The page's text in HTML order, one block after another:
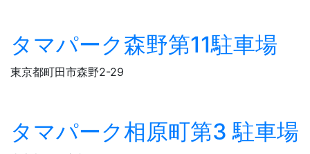
タマパーク森野第11駐車場
東京都町田市森野2-29
タマパーク相原町第3 駐車場